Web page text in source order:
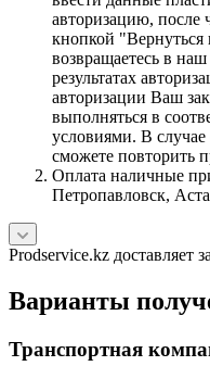
авторизацию, после
кнопкой
возвращаетесь в
результатах
авторизации Ваш
выполняться в
условиями. В
сможете повторить
Оплата наличные
Петропавловск,
Prodservice.kz доставляет
Варианты
Транспортная